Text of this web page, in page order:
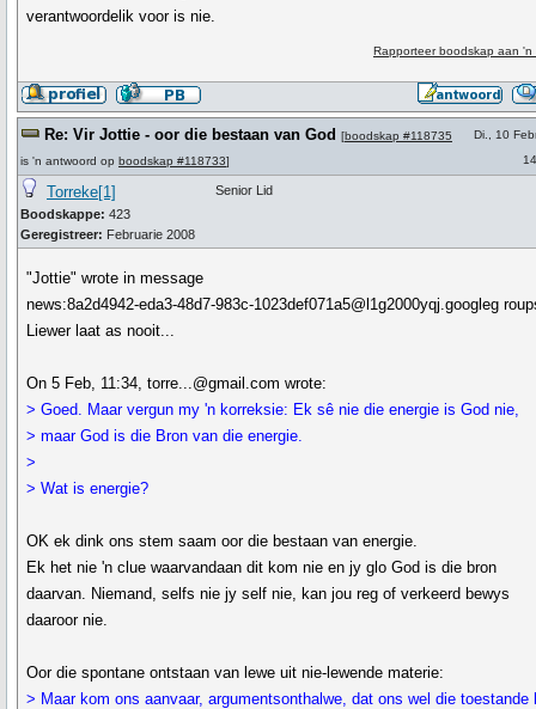
verantwoordelik voor is nie.
Rapporteer boodskap aan 'n
Re: Vir Jottie - oor die bestaan van God [boodskap #118735
is 'n antwoord op boodskap #118733]
Di., 10
Torreke[1]
Boodskappe: 423
Geregistreer: Februarie 2008
Senior Lid
"Jottie" wrote in message
news:8a2d4942-eda3-48d7-983c-1023def071a5@l1g2000yqj.googleg
Liewer laat as nooit...
On 5 Feb, 11:34, torre...@gmail.com wrote:
> Goed. Maar vergun my 'n korreksie: Ek sê nie die energie is God nie,
> maar God is die Bron van die energie.
>
> Wat is energie?
OK ek dink ons stem saam oor die bestaan van energie.
Ek het nie 'n clue waarvandaan dit kom nie en jy glo God is die bron
daarvan. Niemand, selfs nie jy self nie, kan jou reg of verkeerd bewys
daaroor nie.
Oor die spontane ontstaan van lewe uit nie-lewende materie:
> Maar kom ons aanvaar, argumentsonthalwe, dat ons wel die toestande